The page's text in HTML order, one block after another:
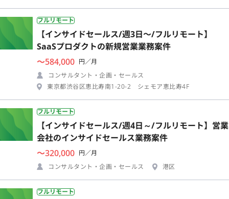
フルリモート
【インサイドセールス/週3日〜/フルリモート】
SaaSプロダクトの新規営業業務案件
〜584,000 円／月
コンサルタント・企画・セールス
東京都渋谷区恵比寿南1-20-2 シェモア恵比寿4F
フルリモート
【インサイドセールス/週4日～/フルリモート】営業
会社のインサイドセールス業務案件
〜320,000 円／月
コンサルタント・企画・セールス
港区
フルリモート